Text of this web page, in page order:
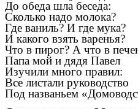
До обеда шла беседа:
Сколько надо молока?
Где ваниль? И где мука?
И какого взять варенья?
Что в пирог? А что в
Папа мой и дядя Павел
Изучили много правил:
Все листали руководство
Под названьем